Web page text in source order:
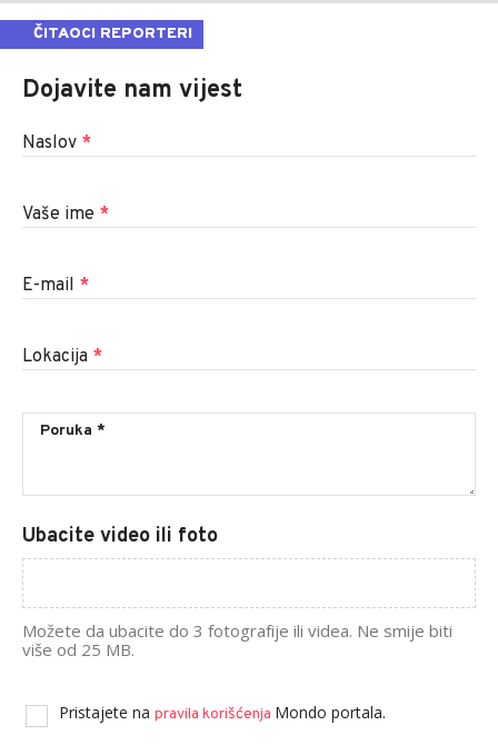
ČITAOCI REPORTERI
Dojavite nam vijest
Naslov *
Vaše ime *
E-mail *
Lokacija *
Ubacite video ili foto
Možete da ubacite do 3 fotografije ili videa. Ne smije biti
više od 25 MB.
Pristajete na pravila korišćenja Mondo portala.